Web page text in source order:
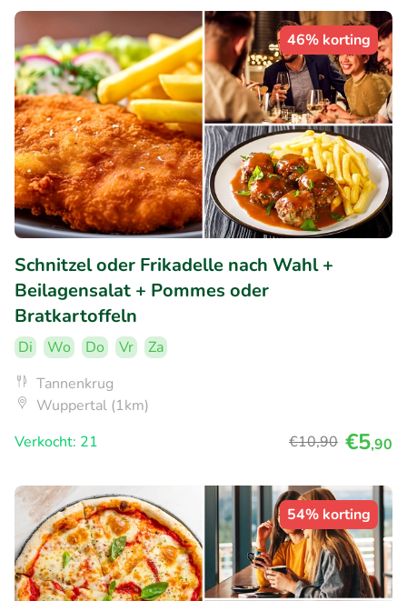
46% korting
Schnitzel oder Frikadelle nach Wahl +
Beilagensalat + Pommes oder
Bratkartoffeln
Di Wo Do Vr
Za
Tannenkrug
Wuppertal (1km)
Verkocht: 21
€10,90 €5,90
54% korting